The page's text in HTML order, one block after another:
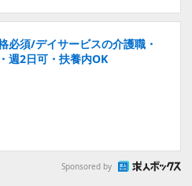
必須/デイサービスの介護職・
週2日可・扶養内OK
Sponsored by